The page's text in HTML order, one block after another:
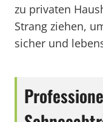
zu privaten
Strang ziehen,
sicher und